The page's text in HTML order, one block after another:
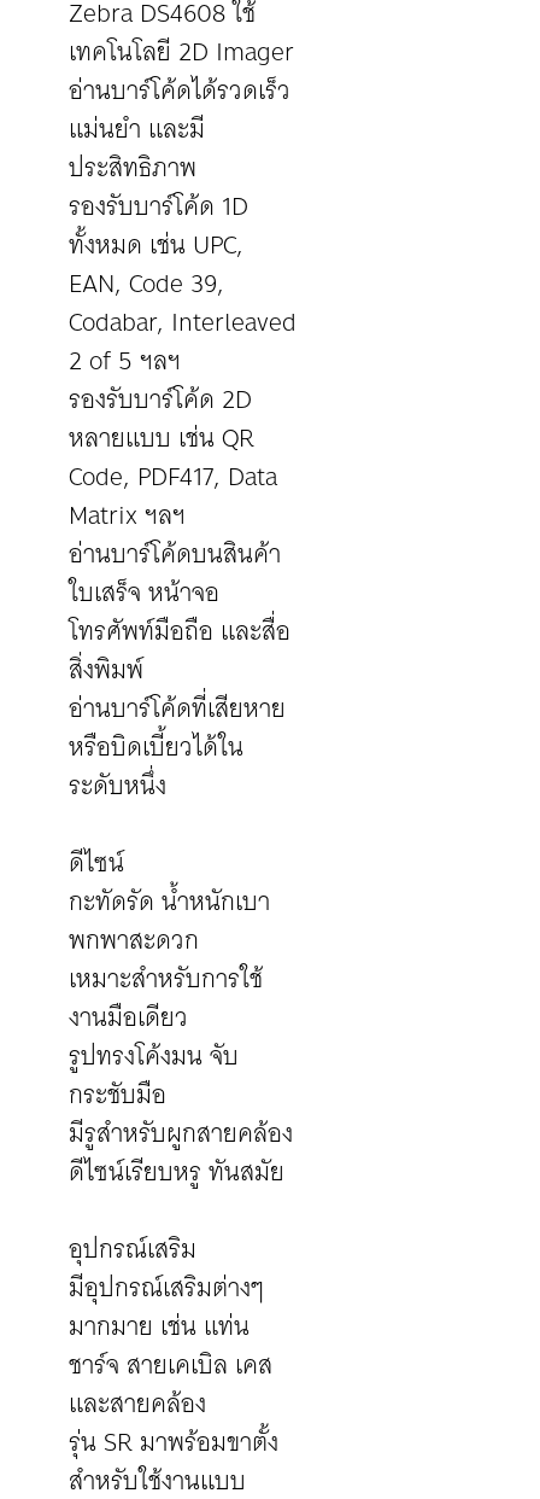
Zebra DS4608 ใช้
เทคโนโลยี 2D Imager
อ่านบาร์โค้ดได้รวดเร็ว
แม่นยำ และมี
ประสิทธิภาพ
รองรับบาร์โค้ด 1D
ทั้งหมด เช่น UPC,
EAN, Code 39,
Codabar, Interleaved
2 of 5 ฯลฯ
รองรับบาร์โค้ด 2D
หลายแบบ เช่น QR
Code, PDF417, Data
Matrix ฯลฯ
อ่านบาร์โค้ดบนสินค้า
ใบเสร็จ หน้าจอ
โทรศัพท์มือถือ และสื่อ
สิ่งพิมพ์
อ่านบาร์โค้ดที่เสียหาย
หรือบิดเบี้ยวได้ใน
ระดับหนึ่ง
ดีไซน์
กะทัดรัด น้ำหนักเบา
พกพาสะดวก
เหมาะสำหรับการใช้
งานมือเดียว
รูปทรงโค้งมน จับ
กระชับมือ
มีรูสำหรับผูกสายคล้อง
ดีไซน์เรียบหรู ทันสมัย
อุปกรณ์เสริม
มีอุปกรณ์เสริมต่างๆ
มากมาย เช่น แท่น
ชาร์จ สายเคเบิล เคส
และสายคล้อง
รุ่น SR มาพร้อมขาตั้ง
สำหรับใช้งานแบบ